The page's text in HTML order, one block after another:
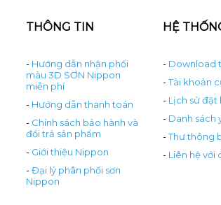
THÔNG TIN
- Hướng dẫn nhận phối
màu 3D SƠN Nippon
miễn phí
- Hướng dẫn thanh toán
- Chính sách bảo hành và
đổi trả sản phẩm
- Giới thiệu Nippon
-Đại lý phân phối sơn
Nippon
HỆ
- Download
-Tài khoản
- Lịch sử đặt
- Danh sách
-Thư thông
- Liên hệ với